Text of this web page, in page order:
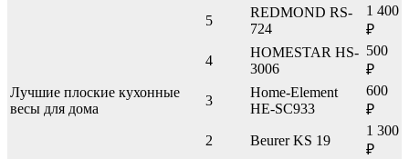
Лучшие плоские кухонные
весы для дома
5
REDMOND RS-
724
1 400
₽
4
HOMESTAR HS-
3006
500
₽
3
Home-Element
HE-SC933
600
₽
2
Beurer KS 19
1 300
₽